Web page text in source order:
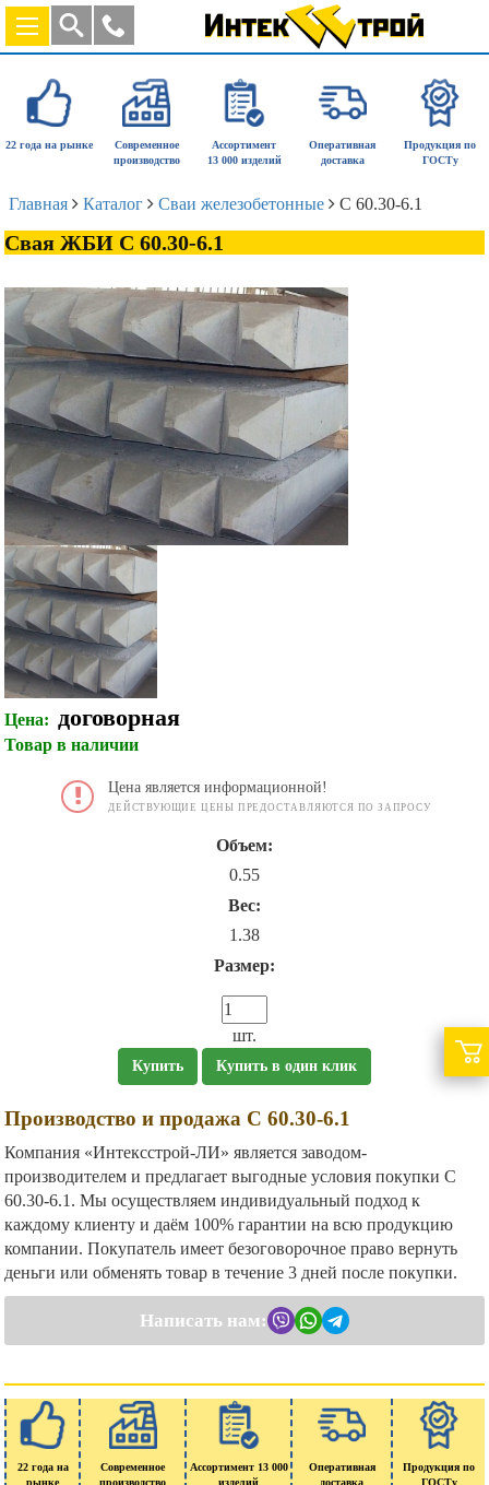
22 года на рынке
Современное
производство
Ассортимент
13 000 изделий
Оперативная
доставка
Продукция по
ГОСТу
Главная Каталог Сваи железобетонные С 60.30-6.1
Свая ЖБИ С 60.30-6.1
Цена: договорная
Товар в наличии
Цена является информационной!
ДЕЙСТВУЮЩИЕ ЦЕНЫ ПРЕДОСТАВЛЯЮТСЯ ПО ЗАПРОСУ
Объем:
0.55
Вес:
1.38
Размер:
шт.
Купить Купить в один клик
Производство и продажа С 60.30-6.1
Компания «Интексстрой-ЛИ» является заводом-
производителем и предлагает выгодные условия покупки С
60.30-6.1. Мы осуществляем индивидуальный подход к
каждому клиенту и даём 100% гарантии на всю продукцию
компании. Покупатель имеет безоговорочное право вернуть
деньги или обменять товар в течение 3 дней после покупки.
Написать нам:
22 года на
рынке
Современное
производство
Ассортимент 13 000
изделий
Оперативная
доставка
Продукция по
ГОСТу